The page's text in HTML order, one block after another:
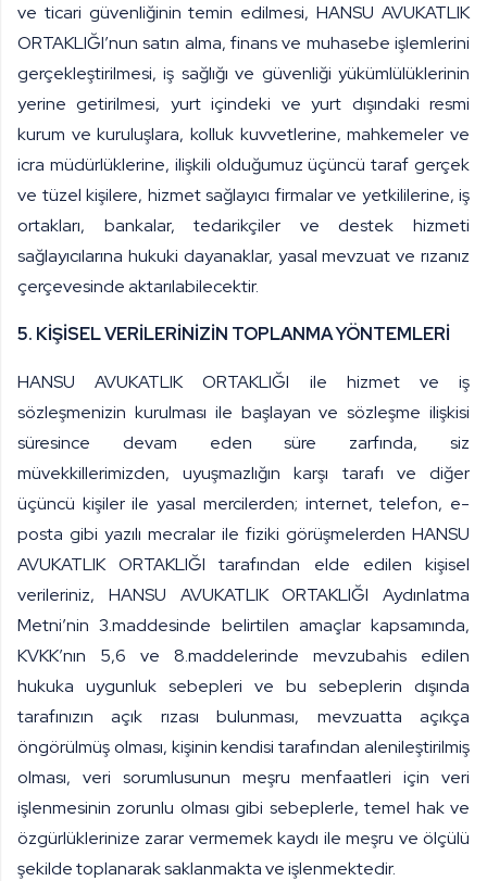
ve ticari güvenliğinin temin edilmesi, HANSU AVUKATLIK
ORTAKLIĞI’nun satın alma, finans ve muhasebe işlemlerini
gerçekleştirilmesi, iş sağlığı ve güvenliği yükümlülüklerinin
yerine getirilmesi, yurt içindeki ve yurt dışındaki resmi
kurum ve kuruluşlara, kolluk kuvvetlerine, mahkemeler ve
icra müdürlüklerine, ilişkili olduğumuz üçüncü taraf gerçek
ve tüzel kişilere, hizmet sağlayıcı firmalar ve yetkililerine, iş
ortakları, bankalar, tedarikçiler ve destek hizmeti
sağlayıcılarına hukuki dayanaklar, yasal mevzuat ve rızanız
çerçevesinde aktarılabilecektir.
5. KİŞİSEL VERİLERİNİZİN TOPLANMA YÖNTEMLERİ
HANSU AVUKATLIK ORTAKLIĞI ile hizmet ve iş
sözleşmenizin kurulması ile başlayan ve sözleşme ilişkisi
süresince devam eden süre zarfında, siz
müvekkillerimizden, uyuşmazlığın karşı tarafı ve diğer
üçüncü kişiler ile yasal mercilerden; internet, telefon, e-
posta gibi yazılı mecralar ile fiziki görüşmelerden HANSU
AVUKATLIK ORTAKLIĞI tarafından elde edilen kişisel
verileriniz, HANSU AVUKATLIK ORTAKLIĞI Aydınlatma
Metni’nin 3.maddesinde belirtilen amaçlar kapsamında,
KVKK’nın 5,6 ve 8.maddelerinde mevzubahis edilen
hukuka uygunluk sebepleri ve bu sebeplerin dışında
tarafınızın açık rızası bulunması, mevzuatta açıkça
öngörülmüş olması, kişinin kendisi tarafından alenileştirilmiş
olması, veri sorumlusunun meşru menfaatleri için veri
işlenmesinin zorunlu olması gibi sebeplerle, temel hak ve
özgürlüklerinize zarar vermemek kaydı ile meşru ve ölçülü
şekilde toplanarak saklanmakta ve işlenmektedir.